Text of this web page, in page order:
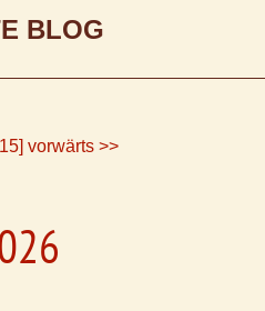
BLOG
vorwärts >>